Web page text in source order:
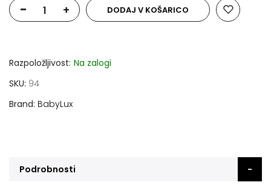
- + DODAJ V KOŠARICO
Razpoložljivost: Na zalogi
SKU 94
Brand BabyLux
Podrobnosti